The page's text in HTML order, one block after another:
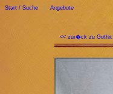
Start / Suche Angebote
<< zur�ck zu Gothic